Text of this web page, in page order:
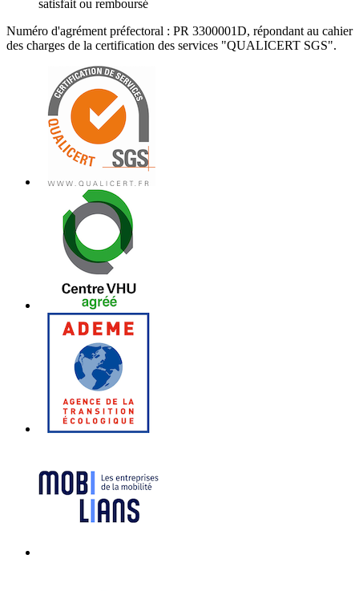
satisfait ou remboursé
Numéro d'agrément préfectoral : PR 3300001D, répondant au cahier
des charges de la certification des services "QUALICERT SGS".